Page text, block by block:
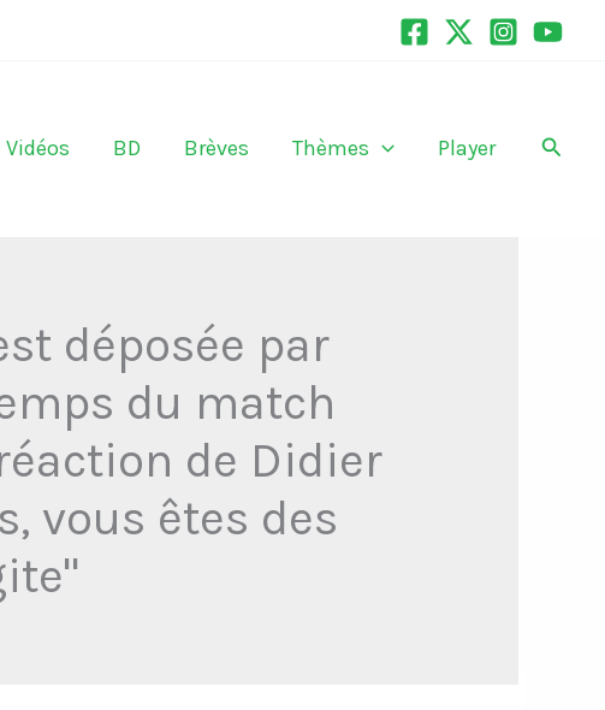
Vidéos BD Brèves Thèmes Player
déposée par
du match
de Didier
vous êtes des